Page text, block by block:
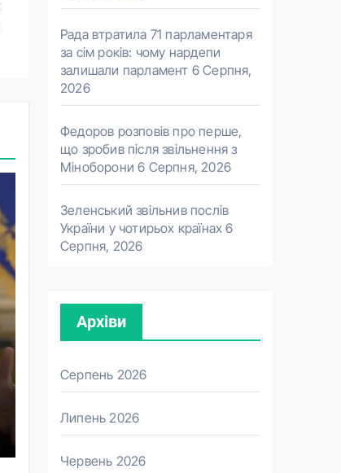
Рада втратила 71 парламентаря
за сім років: чому нардепи
залишали парламент 6 Серпня,
2026
Федоров розповів про перше,
що зробив після звільнення з
Міноборони 6 Серпня, 2026
Зеленський звільнив послів
України у чотирьох країнах 6
Серпня, 2026
Архіви
Серпень 2026
Липень 2026
Червень 2026